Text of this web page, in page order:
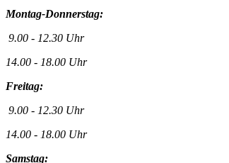
Montag-Donnerstag:
9.00 - 12.30 Uhr
14.00 - 18.00 Uhr
Freitag:
9.00 - 12.30 Uhr
14.00 - 18.00 Uhr
Samstag: